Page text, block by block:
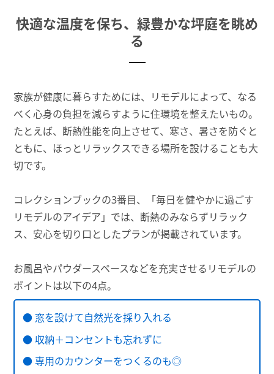
快適な温度を保ち、緑豊かな坪庭を眺め
る
家族が健康に暮らすためには、リモデルによって、なる
べく心身の負担を減らすように住環境を整えたいもの。
たとえば、断熱性能を向上させて、寒さ、暑さを防ぐと
ともに、ほっとリラックスできる場所を設けることも大
切です。
コレクションブックの3番目、「毎日を健やかに過ごす
リモデルのアイデア」では、断熱のみならずリラック
ス、安心を切り口としたプランが掲載されています。
お風呂やパウダースペースなどを充実させるリモデルの
ポイントは以下の4点。
● 窓を設けて自然光を採り入れる
● 収納＋コンセントも忘れずに
● 専用のカウンターをつくるのも◎